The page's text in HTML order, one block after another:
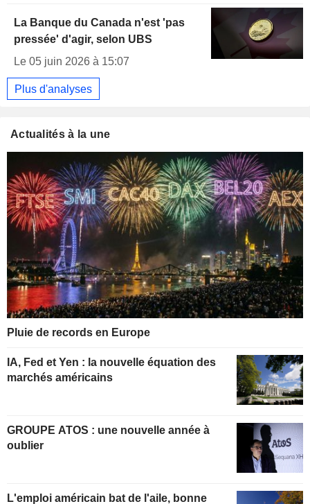
La Banque du Canada n'est 'pas
pressée' d'agir, selon UBS
Le 05 juin 2026 à 15:07
Plus d'analyses
Actualités à la une
Pluie de records en Europe
IA, Fed et Yen : la nouvelle équation des
marchés américains
GROUPE ATOS : une nouvelle année à
oublier
L'emploi américain bat de l'aile, bonne